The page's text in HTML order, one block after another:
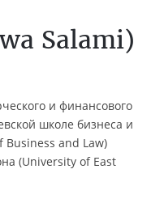
Salami)
и финансового
школе бизнеса и
Business and Law)
(University of East